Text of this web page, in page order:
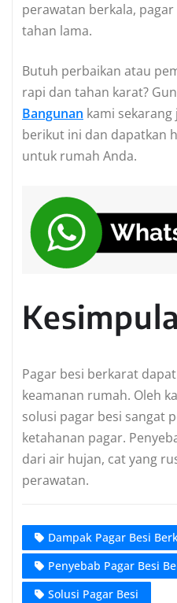
perawatan berkala,
tahan lama.
Butuh perbaikan atau
rapi dan tahan karat?
Bangunan kami
berikut ini dan dapatkan
untuk rumah Anda.
Pagar besi berkarat
keamanan rumah. Oleh
solusi pagar besi sangat
ketahanan pagar.
dari air hujan, cat yang
perawatan.
Dampak Pagar Besi
Penyebab Pagar Besi
Solusi Pagar Besi